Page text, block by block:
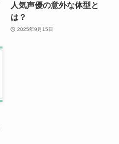
人気声優の意外な体型と
は？
2025年9月15日